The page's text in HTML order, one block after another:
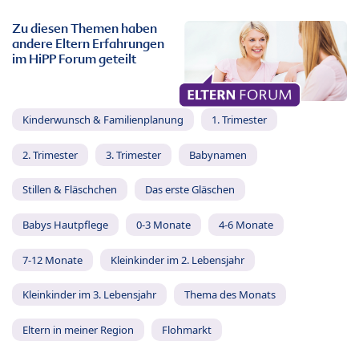
Zu diesen Themen haben
andere Eltern Erfahrungen
im HiPP Forum geteilt
Kinderwunsch & Familienplanung 1. Trimester
2. Trimester 3. Trimester Babynamen
Stillen & Fläschchen Das erste Gläschen
Babys Hautpflege 0-3 Monate 4-6 Monate
7-12 Monate Kleinkinder im 2. Lebensjahr
Kleinkinder im 3. Lebensjahr Thema des Monats
Eltern in meiner Region Flohmarkt